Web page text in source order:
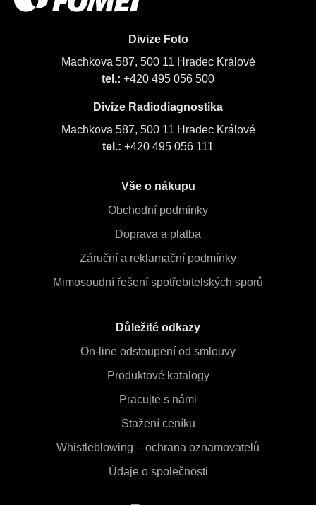
Divize Foto
Machkova 587, 500 11 Hradec Králové
tel.: +420 495 056 500
Divize Radiodiagnostika
Machkova 587, 500 11 Hradec Králové
tel.: +420 495 056 111
Vše o nákupu
Obchodní podmínky
Doprava a platba
Záruční a reklamační podmínky
Mimosoudní řešení spotřebitelských sporů
Důležité odkazy
On-line odstoupení od smlouvy
Produktové katalogy
Pracujte s námi
Stažení ceníku
Whistleblowing – ochrana oznamovatelů
Údaje o společnosti